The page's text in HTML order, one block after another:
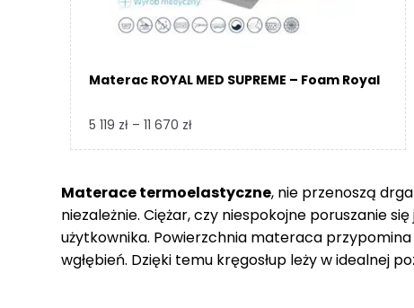
Materac ROYAL MED SUPREME – Foam Royal
5 119 zł – 11 670 złZakres
5
119 zł
do
11
670 zł
Materace termoelastyczne, nie przenoszą
niezależnie. Ciężar, czy niespokojne poruszanie
użytkownika. Powierzchnia materaca
wgłębień. Dzięki temu kręgosłup leży w idealnej